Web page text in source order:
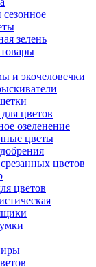
зелень
и экочеловечки
цветов
озеленение
цветы
цветов
цветов